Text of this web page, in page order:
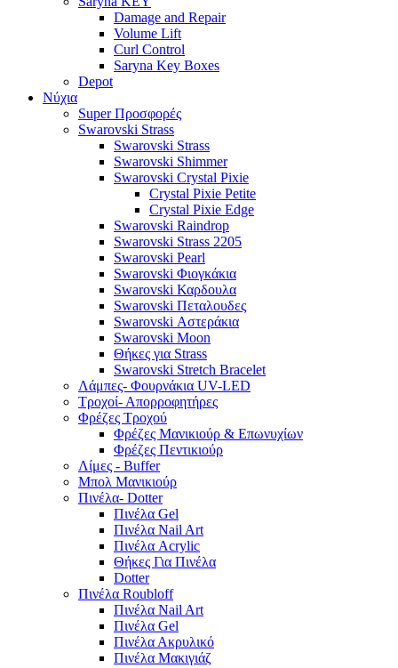
Damage and Repair
Volume Lift
Curl Control
Saryna Key Boxes
Depot
Νύχια
Super Προσφορές
Swarovski Strass
Swarovski Strass
Swarovski Shimmer
Swarovski Crystal Pixie
Crystal Pixie Petite
Crystal Pixie Edge
Swarovski Raindrop
Swarovski Strass 2205
Swarovski Pearl
Swarovski Φιογκάκια
Swarovski Καρδουλα
Swarovski Πεταλουδες
Swarovski Αστεράκια
Swarovski Moon
Θήκες για Strass
Swarovski Stretch Bracelet
Λάμπες- Φουρνάκια UV-LED
Τροχοί- Απορροφητήρες
Φρέζες Τροχού
Φρέζες Μανικιούρ & Επωνυχίων
Φρέζες Πεντικιούρ
Λίμες - Buffer
Μπολ Μανικιούρ
Πινέλα- Dotter
Πινέλα Gel
Πινέλα Nail Art
Πινέλα Acrylic
Θήκες Για Πινέλα
Dotter
Πινέλα Roubloff
Πινέλα Nail Art
Πινέλα Gel
Πινέλα Ακρυλικό
Πινέλα Μακιγιάζ